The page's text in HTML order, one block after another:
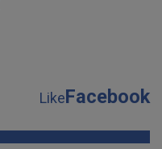
LikeFacebook